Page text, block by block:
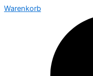
Warenkorb